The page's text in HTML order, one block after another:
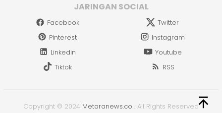
JARINGAN SOCIAL
Facebook
Twitter
Pinterest
Instagram
Linkedin
Youtube
Tiktok
RSS
Copyright © 2024 Metaranews.co . All Rights Reserved